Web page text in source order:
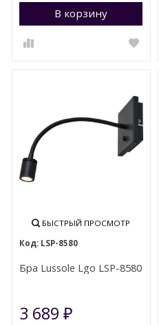
В корзину
БЫСТРЫЙ ПРОСМОТР
LSP-8580
Бра Lussole Lgo LSP-8580
3 689₽